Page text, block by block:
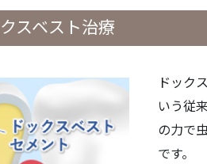
スベスト治療
ドック
いう従
の力で
です。